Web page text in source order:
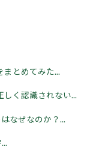
まとめてみた...
く認識されない...
なぜなのか？...